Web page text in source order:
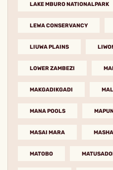
LAKE MBURO NATIONALPARK
LEWA CONSERVANCY
LIUWA PLAINS
LOWER ZAMBEZI
MAKGADIKGADI
MANA POOLS
MASAI MARA
MATOBO